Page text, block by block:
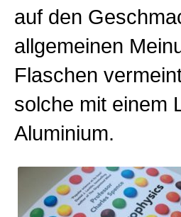
auf den
allgemeinen
Flaschen
solche mit einem
Aluminium.